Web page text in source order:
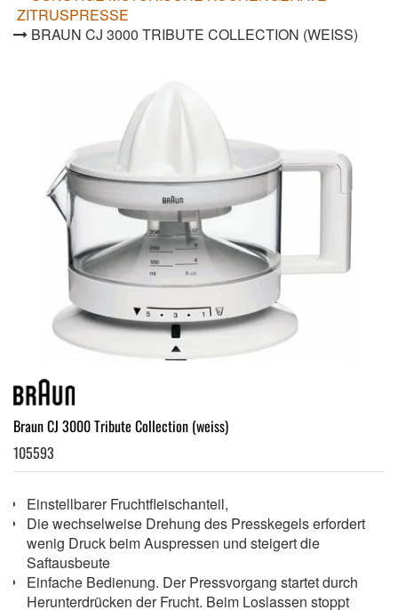
ZITRUSPRESSE
BRAUN CJ 3000 TRIBUTE COLLECTION (WEISS)
Braun CJ 3000 Tribute Collection (weiss)
105593
Einstellbarer Fruchtfleischanteil,
Die wechselweise Drehung des Presskegels erfordert
wenig Druck beim Auspressen und steigert die
Saftausbeute
Einfache Bedienung. Der Pressvorgang startet durch
Herunterdrücken der Frucht. Beim Loslassen stoppt